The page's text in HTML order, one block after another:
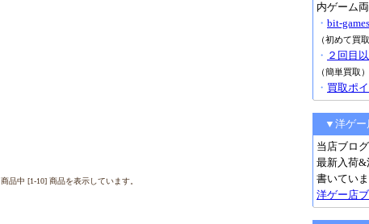
品中 [1-10] 商品を表示しています。
内ゲーム両
・ bit-
（初めて買
・ ２回目
（簡単買取）
・ 買取ポ
▼洋ゲー
当店ブログ
最新入荷&
書いていま
洋ゲー店